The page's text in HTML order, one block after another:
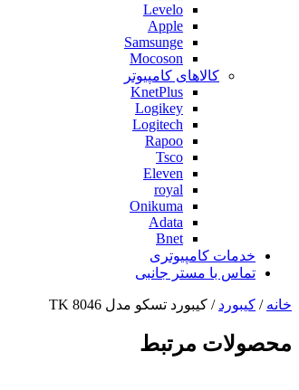
Levelo
Apple
Samsunge
Mocoson
کالاهای کامپیوتر
KnetPlus
Logikey
Logitech
Rapoo
Tsco
Eleven
royal
Onikuma
Adata
Bnet
خدمات کامپیوتری
تماس با مستر جانبی
خانه / کیبورد / کیبورد تسکو مدل TK 8046
محصولات مرتبط